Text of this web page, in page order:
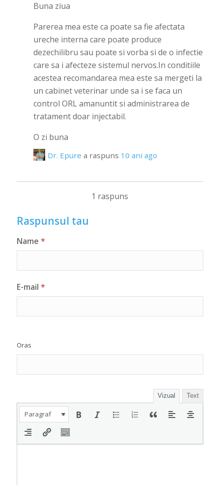
Buna ziua
Parerea mea este ca poate sa fie afectata
ureche interna care poate produce
dezechilibru sau poate si vorba si de o infectie
care sa i afecteze sistemul nervos.In conditiile
acestea recomandarea mea este sa mergeti la
un cabinet veterinar unde sa i se faca un
control ORL amanuntit si administrarea de
tratament doar injectabil.
O zi buna
Dr. Epure a raspuns 10 ani ago
1 raspuns
Raspunsul tau
Name *
E-mail *
Oras
Vizual Text
Paragraf